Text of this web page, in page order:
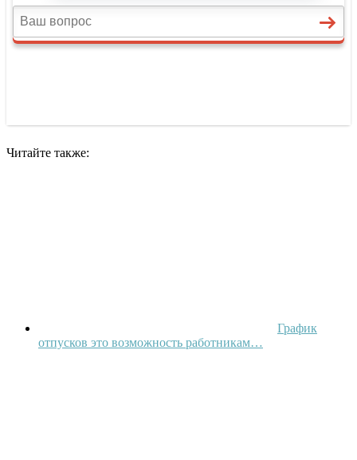
Читайте также:
График
отпусков это возможность работникам…